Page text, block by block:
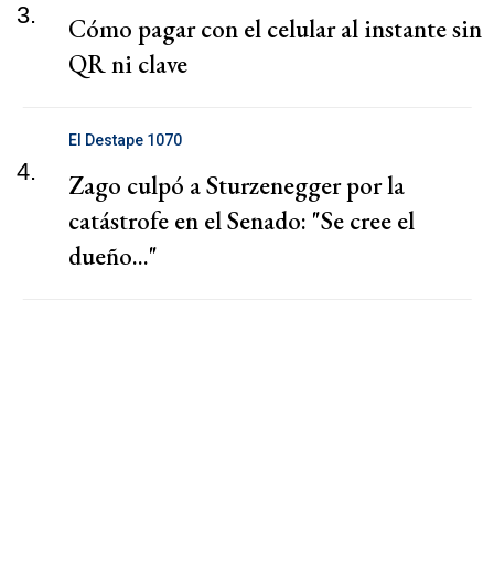
3.
Cómo pagar con el celular al instante sin
QR ni clave
4.
El Destape 1070
Zago culpó a Sturzenegger por la
catástrofe en el Senado: "Se cree el
dueño..."